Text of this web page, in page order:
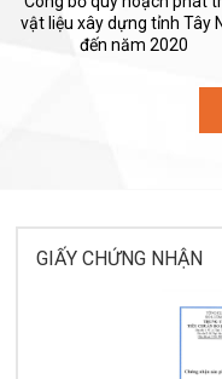
vật liệu xây dựng tỉnh Tây
đến năm 2020
GIẤY CHỨNG NHẬN